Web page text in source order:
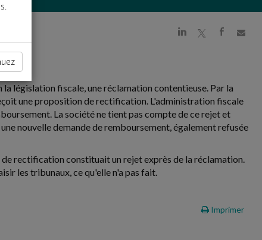
j a b
législation fiscale, une réclamation contentieuse. Par la
une proposition de rectification. L'administration fiscale
La société ne tient pas compte de ce rejet et
nouvelle demande de remboursement, également refusée
de rectification constituait un rejet exprès de la réclamation.
les tribunaux, ce qu'elle n'a pas fait.
Imprimer